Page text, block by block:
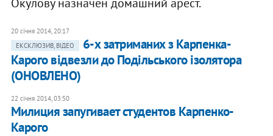
20 січня 2014, 20:17
ЕКСКЛЮЗИВ, ВІДЕО
6-х затриманих з Карпенка-
Карого відвезли до Подільського ізолятора
(ОНОВЛЕНО)
22 січня 2014, 03:50
Милиция запугивает студентов Карпенко-
Карого